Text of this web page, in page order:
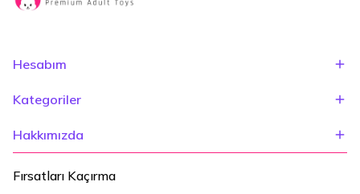
Hesabım
Kategoriler
Hakkımızda
Fırsatları Kaçırma